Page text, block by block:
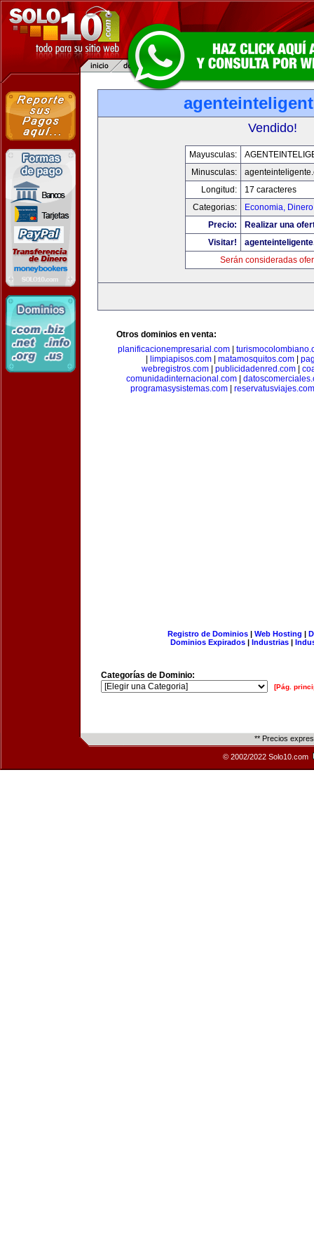
Vendido!
Mayusculas:
Minusculas:
Longitud:
17 caracteres
Categorias:
Economia,
Precio:
Realizar una
Visitar!
Serán consideradas
Otros dominios en venta:
planificacionempresarial.com
limpiapisos.com| matamosquitos.com|
webregistros.com| publicidadenred.com|
comunidadinternacional.com
programasysistemas.com
reservatusviajes.com
Registro de Dominios| Web Hosting |
Dominios Expirados | Industrias |
Categorías de Dominio:
[Pág.
** Precios
© 2002/2022 Solo10.com